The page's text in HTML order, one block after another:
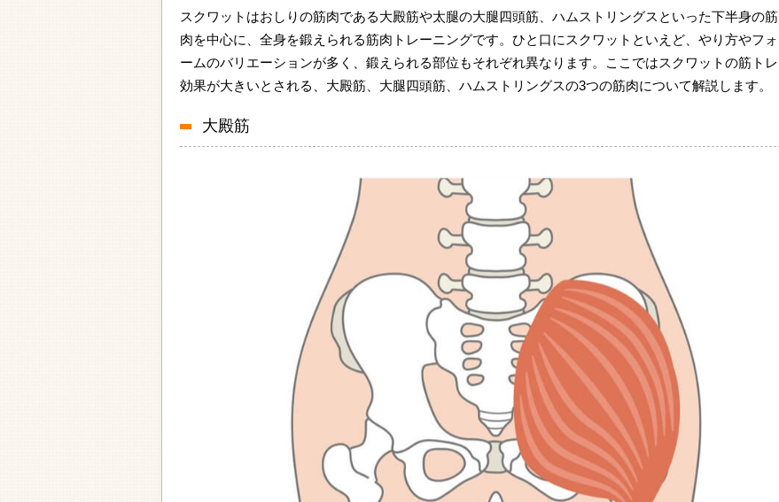
スクワットはおしりの筋肉である大殿筋や太腿の大腿四頭筋、ハムストリングスといった下半身の筋
肉を中心に、全身を鍛えられる筋肉トレーニングです。ひと口にスクワットといえど、やり方やフォ
ームのバリエーションが多く、鍛えられる部位もそれぞれ異なります。ここではスクワットの筋トレ
効果が大きいとされる、大殿筋、大腿四頭筋、ハムストリングスの3つの筋肉について解説します。
大殿筋